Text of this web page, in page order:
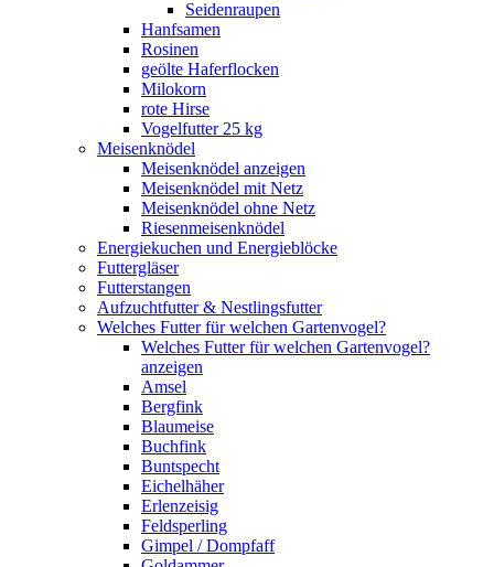
Seidenraupen
Hanfsamen
Rosinen
geölte Haferflocken
Milokorn
rote Hirse
Vogelfutter 25 kg
Meisenknödel
Meisenknödel anzeigen
Meisenknödel mit Netz
Meisenknödel ohne Netz
Riesenmeisenknödel
Energiekuchen und Energieblöcke
Futtergläser
Futterstangen
Aufzuchtfutter & Nestlingsfutter
Welches Futter für welchen Gartenvogel?
Welches Futter für welchen Gartenvogel?
anzeigen
Amsel
Bergfink
Blaumeise
Buchfink
Buntspecht
Eichelhäher
Erlenzeisig
Feldsperling
Gimpel / Dompfaff